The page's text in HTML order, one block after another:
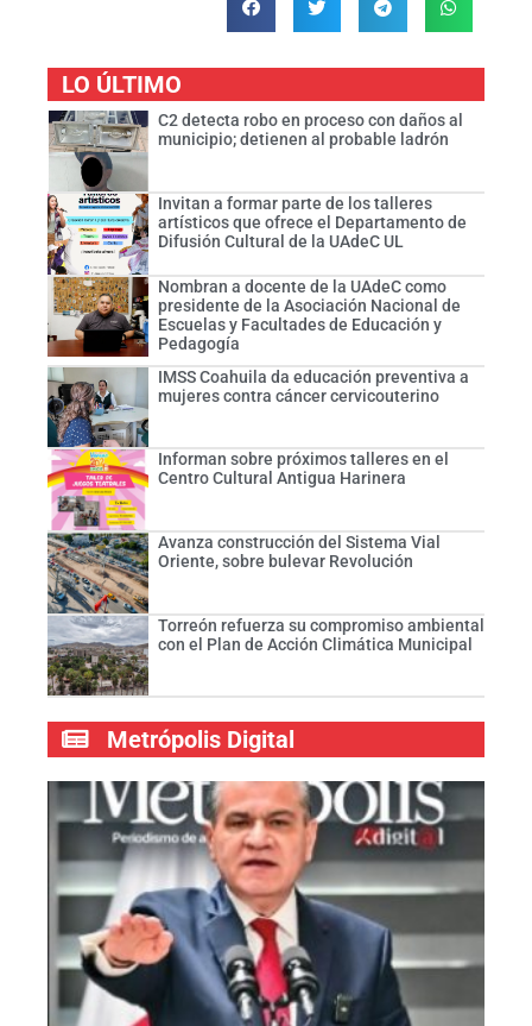
LO ÚLTIMO
C2 detecta robo en proceso con daños al
municipio; detienen al probable ladrón
Invitan a formar parte de los talleres
artísticos que ofrece el Departamento de
Difusión Cultural de la UAdeC UL
Nombran a docente de la UAdeC como
presidente de la Asociación Nacional de
Escuelas y Facultades de Educación y
Pedagogía
IMSS Coahuila da educación preventiva a
mujeres contra cáncer cervicouterino
Informan sobre próximos talleres en el
Centro Cultural Antigua Harinera
Avanza construcción del Sistema Vial
Oriente, sobre bulevar Revolución
Torreón refuerza su compromiso ambiental
con el Plan de Acción Climática Municipal
Metrópolis Digital